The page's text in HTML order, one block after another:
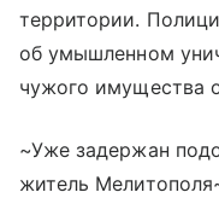
территории.
об умышленном
чужого имущества
~Уже задержан
житель